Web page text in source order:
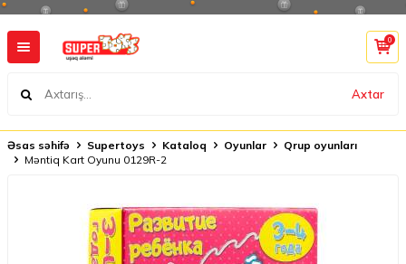
Axtar
0
Əsas səhifə Supertoys Kataloq Oyunlar
Qrup oyunları
Məntiq Kart Oyunu 0129R-2